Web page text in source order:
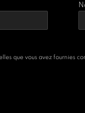
que vous avez fournies